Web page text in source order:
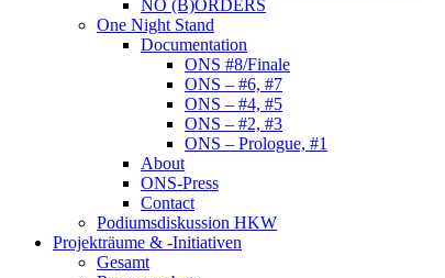
NO (B)ORDERS
One Night Stand
Documentation
ONS #8/Finale
ONS – #6, #7
ONS – #4, #5
ONS – #2, #3
ONS – Prologue, #1
About
ONS-Press
Contact
Podiumsdiskussion HKW
Projekträume & -Initiativen
Gesamt